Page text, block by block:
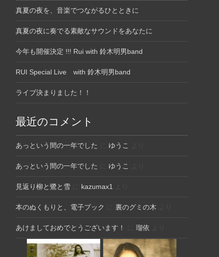
真夏の夜を、音楽でつながるひとときに
真夏の夜に奏でる素敵なサウンドをあなたに
今年も開催決定 !!! Rui with 鈴木明男band
RUI Special Live with 鈴木明男band
ライブ決まりました！！
最近のコメント
あっという間の一年でした ゆうこ
あっという間の一年でした ゆうこ
見返り柳と鷺と雪 kazumax1
本のぬくもりと、電子ブック 裏のグミの木
あけましておめでとうございます！ 瑠依